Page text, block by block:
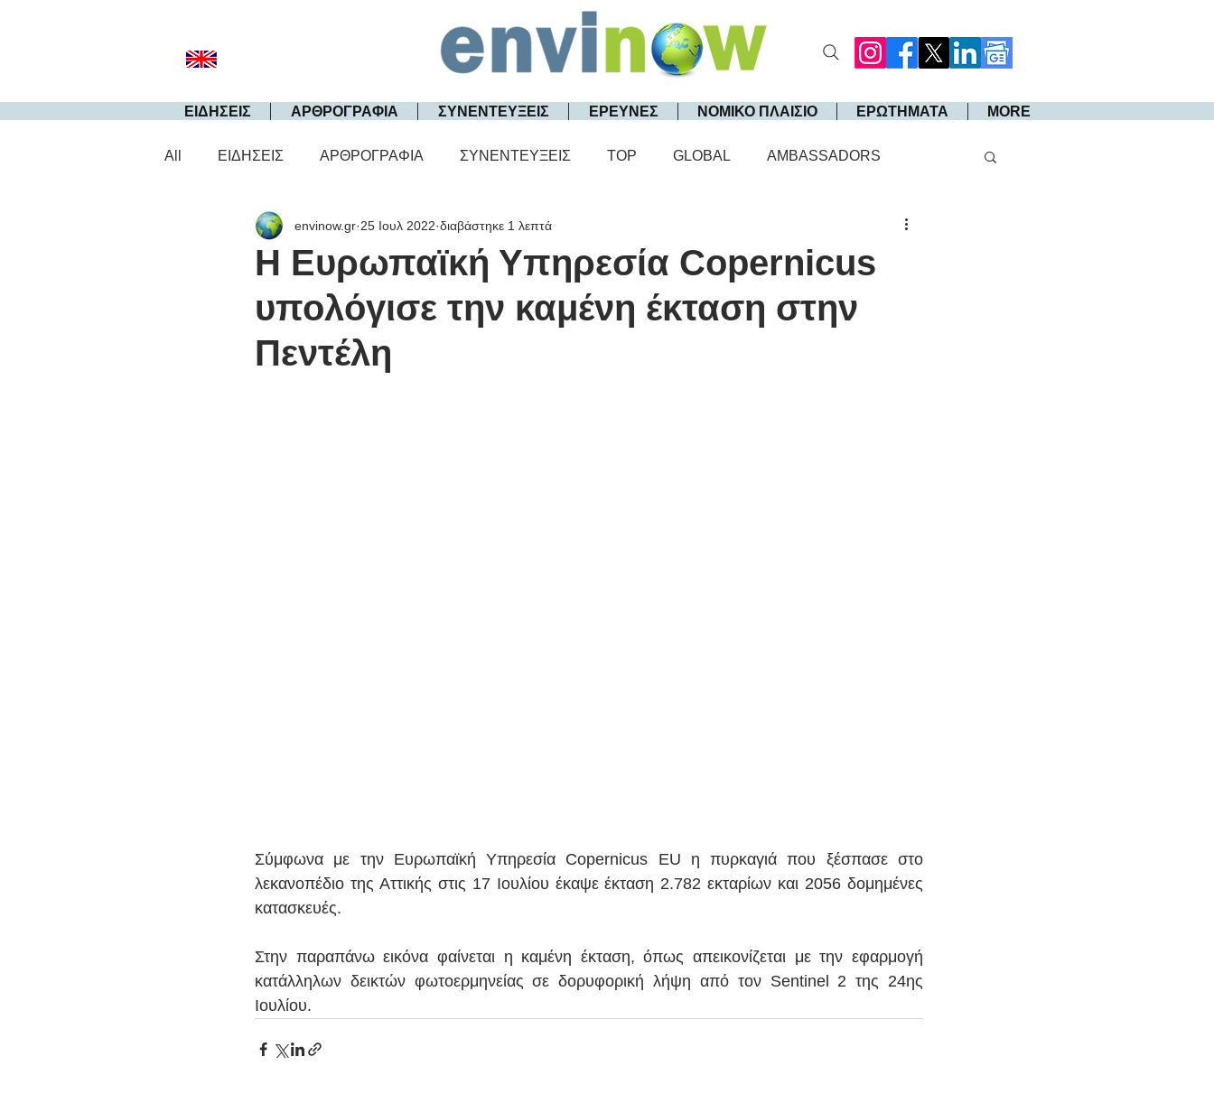
ΕΙΔΗΣΕΙΣ ΑΡΘΡΟΓΡΑΦΙΑ ΣΥΝΕΝΤΕΥΞΕΙΣ ΕΡΕΥΝΕΣ ΝΟΜΙΚΟ ΠΛΑΙΣΙΟ ΕΡΩΤΗΜΑΤΑ MORE
All ΕΙΔΗΣΕΙΣ ΑΡΘΡΟΓΡΑΦΙΑ ΣΥΝΕΝΤΕΥΞΕΙΣ TOP GLOBAL AMBASSADORS
Η Ευρωπαϊκή Υπηρεσία Copernicus
υπολόγισε την καμένη έκταση στην
Πεντέλη
envinow.gr 25 Ιουλ 2022 διαβάστηκε 1 λεπτά
Σύμφωνα με την Ευρωπαϊκή Υπηρεσία Copernicus EU η πυρκαγιά που ξέσπασε στο
λεκανοπέδιο της Αττικής στις 17 Ιουλίου έκαψε έκταση 2.782 εκταρίων και 2056 δομημένες
κατασκευές.
Στην παραπάνω εικόνα φαίνεται η καμένη έκταση, όπως απεικονίζεται με την εφαρμογή
κατάλληλων δεικτών φωτοερμηνείας σε δορυφορική λήψη από τον Sentinel 2 της 24ης
Ιουλίου.